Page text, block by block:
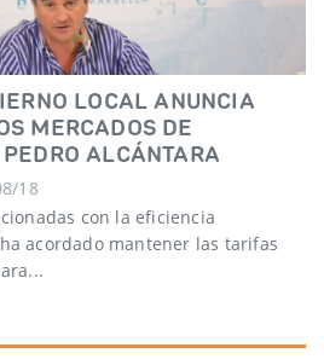
LOCAL ANUNCIA
MERCADOS DE
ALCÁNTARA
18
con la eficiencia
acordado mantener las tarifas